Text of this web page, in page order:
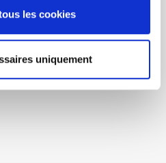
les cookies
uniquement